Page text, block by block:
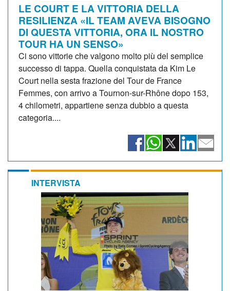
LE COURT E LA VITTORIA DELLA
RESILIENZA «IL TEAM AVEVA BISOGNO
DI QUESTA VITTORIA, ORA IL NOSTRO
TOUR HA UN SENSO»
Ci sono vittorie che valgono molto più del semplice
successo di tappa. Quella conquistata da Kim Le
Court nella sesta frazione del Tour de France
Femmes, con arrivo a Tournon-sur-Rhône dopo 153,
4 chilometri, appartiene senza dubbio a questa
categoria....
INTERVISTA